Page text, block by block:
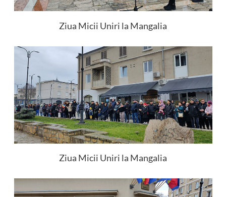
Ziua Micii Uniri la Mangalia
Ziua Micii Uniri la Mangalia